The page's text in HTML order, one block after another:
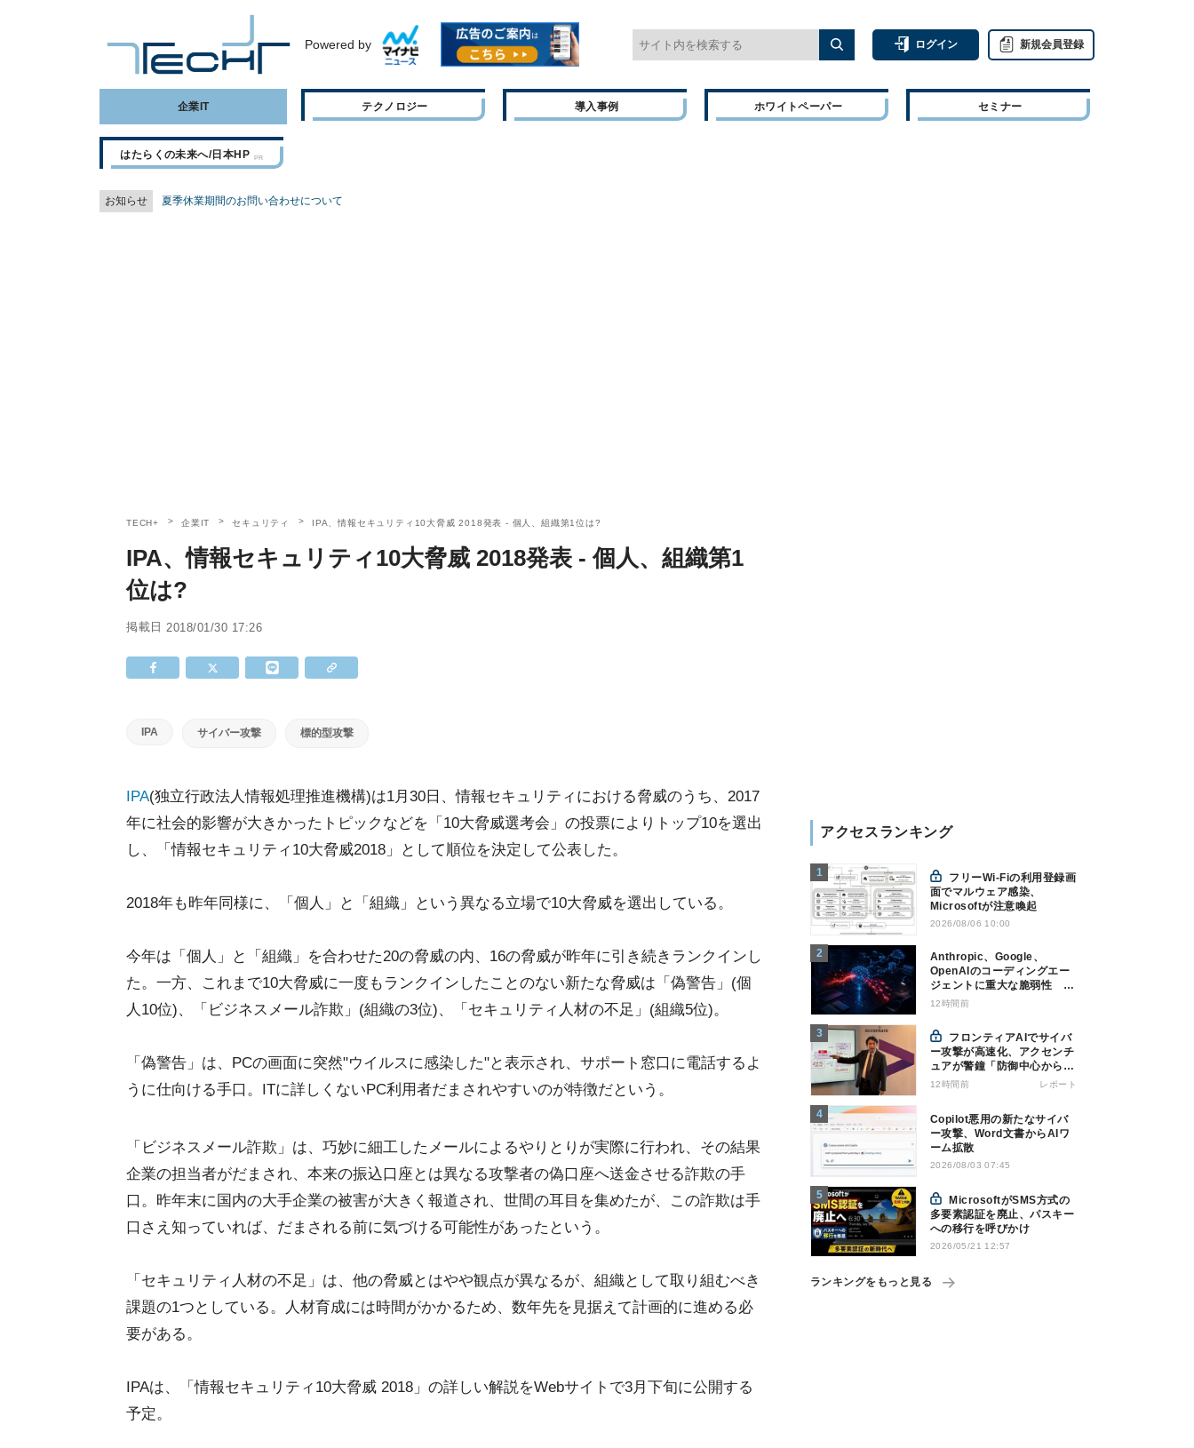
Powered by ログイン 新規会員登録
企業IT テクノロジー 導入事例 ホワイトペーパー セミナー
はたらくの未来へ/日本HP
お知らせ 夏季休業期間のお問い合わせについて
TECH+ 企業IT セキュリティ IPA、情報セキュリティ10大脅威 2018発表 - 個人、組織第1位は?
IPA、情報セキュリティ10大脅威 2018発表 - 個人、組織第1
位は?
掲載日 2018/01/30 17:26
IPA サイバー攻撃 標的型攻撃
IPA(独立行政法人情報処理推進機構)は1月30日、情報セキュリティにおける脅威のうち、2017
年に社会的影響が大きかったトピックなどを「10大脅威選考会」の投票によりトップ10を選出
し、「情報セキュリティ10大脅威2018」として順位を決定して公表した。
2018年も昨年同様に、「個人」と「組織」という異なる立場で10大脅威を選出している。
今年は「個人」と「組織」を合わせた20の脅威の内、16の脅威が昨年に引き続きランクインし
た。一方、これまで10大脅威に一度もランクインしたことのない新たな脅威は「偽警告」(個
人10位)、「ビジネスメール詐欺」(組織の3位)、「セキュリティ人材の不足」(組織5位)。
「偽警告」は、PCの画面に突然"ウイルスに感染した"と表示され、サポート窓口に電話するよ
うに仕向ける手口。ITに詳しくないPC利用者だまされやすいのが特徴だという。
「ビジネスメール詐欺」は、巧妙に細工したメールによるやりとりが実際に行われ、その結果
企業の担当者がだまされ、本来の振込口座とは異なる攻撃者の偽口座へ送金させる詐欺の手
口。昨年末に国内の大手企業の被害が大きく報道され、世間の耳目を集めたが、この詐欺は手
口さえ知っていれば、だまされる前に気づける可能性があったという。
「セキュリティ人材の不足」は、他の脅威とはやや観点が異なるが、組織として取り組むべき
課題の1つとしている。人材育成には時間がかかるため、数年先を見据えて計画的に進める必
要がある。
IPAは、「情報セキュリティ10大脅威 2018」の詳しい解説をWebサイトで3月下旬に公開する
予定。
アクセスランキング
面でマルウェア感染、
Microsoftが注意喚起
2026/08/06 10:00
Anthropic、Google、
OpenAIのコーディングエー
ジェントに重大な脆弱性 認
証情報窃取などの恐れ
12時間前
ー攻撃が高速化、アクセンチ
ュアが警鐘「防御中心からの
脱却を」
12時間前 レポート
Copilot悪用の新たなサイバ
ー攻撃、Word文書からAIワ
ーム拡散
2026/08/03 07:45
多要素認証を廃止、パスキー
への移行を呼びかけ
2026/05/21 12:57
ランキングをもっと見る